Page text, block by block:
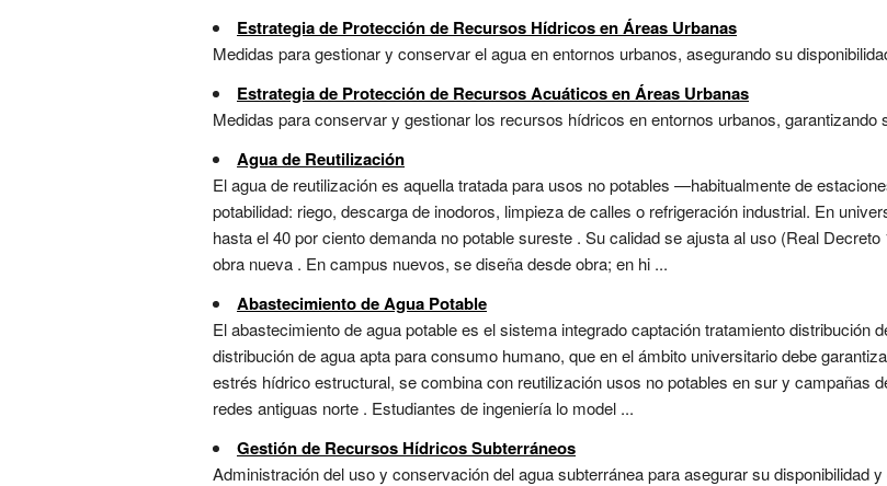
Estrategia de Protección de Recursos Hídricos en Áreas Urbanas
Medidas para gestionar y conservar el agua en entornos urbanos, asegurando su
Estrategia de Protección de Recursos Acuáticos en Áreas Urbanas
Medidas para conservar y gestionar los recursos hídricos en entornos urbanos,
Agua de Reutilización
El agua de reutilización es aquella tratada para usos no potables —habitualmente de
potabilidad: riego, descarga de inodoros, limpieza de calles o refrigeración industrial. En
hasta el 40 por ciento demanda no potable sureste . Su calidad se ajusta al uso (Real
obra nueva . En campus nuevos, se diseña desde obra; en hi ...
Abastecimiento de Agua Potable
El abastecimiento de agua potable es el sistema integrado captación tratamiento distribución
distribución de agua apta para consumo humano, que en el ámbito universitario debe
estrés hídrico estructural, se combina con reutilización usos no potables en sur y campañas
redes antiguas norte . Estudiantes de ingeniería lo model ...
Gestión de Recursos Hídricos Subterráneos
Administración del uso y conservación del agua subterránea para asegurar su disponibilidad y